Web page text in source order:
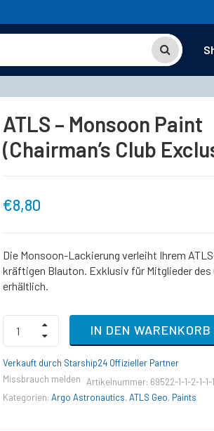
ATLS – Monsoon Paint
(Chairman’s Club
€8,80
Die Monsoon-Lackierung verleiht Ihrem
kräftigen Blauton. Exklusiv für Mitglieder des
erhältlich.
ATLS
Monsoon
Paint
Club
Exclusive)
IN DEN WARENKORB
Verkauft durch Starship24 Offizieller Partner
Missbrauch melden
Artikelnummer: 69522-1-1-2-1-1-1
Kategorien: Argo Astronautics, ATLS Geo, Paints